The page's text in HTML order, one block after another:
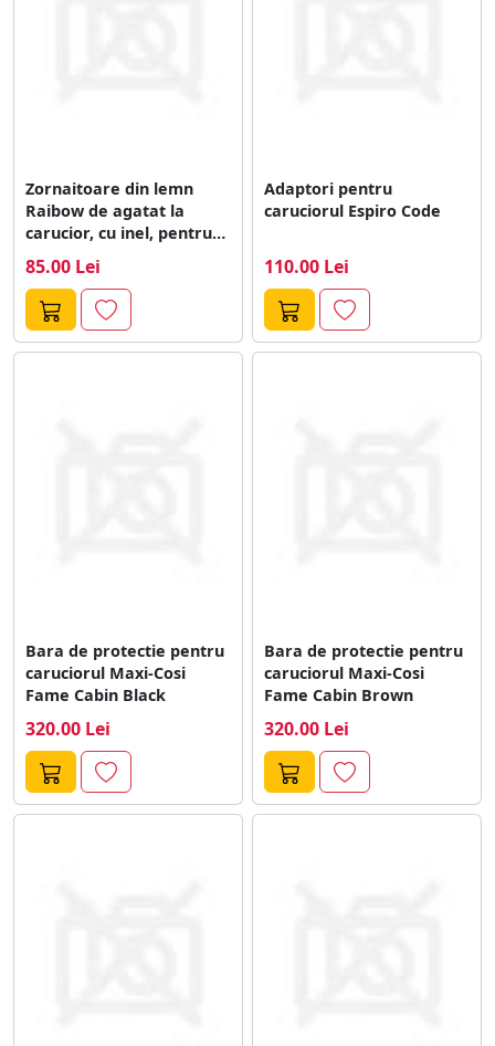
Zornaitoare din lemn
Raibow de agatat la
carucior, cu inel, pentru
85.00 Lei
Adaptori pentru
caruciorul Espiro Code
110.00 Lei
Bara de protectie pentru
caruciorul Maxi-Cosi
Fame Cabin Black
320.00 Lei
Bara de protectie pentru
caruciorul Maxi-Cosi
Fame Cabin Brown
320.00 Lei